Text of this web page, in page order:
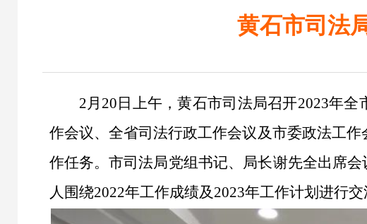
黄石市司法
2月20日上午，黄石市司法局召开2023年
作会议、全省司法行政工作会议及市委政法工
作任务。市司法局党组书记、局长谢先全出席
人围绕2022年工作成绩及2023年工作计划进行交